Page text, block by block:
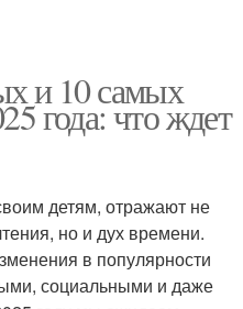
и 10 самых
года: что ждет
детям, отражают не
но и дух времени.
в популярности
социальными и даже